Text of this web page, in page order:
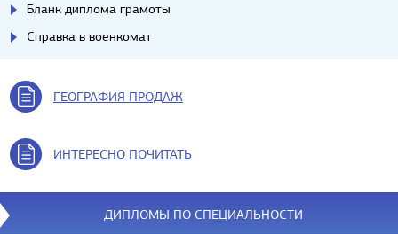
Бланк диплома грамоты
Справка в военкомат
ГЕОГРАФИЯ ПРОДАЖ
ИНТЕРЕСНО ПОЧИТАТЬ
ДИПЛОМЫ ПО СПЕЦИАЛЬНОСТИ